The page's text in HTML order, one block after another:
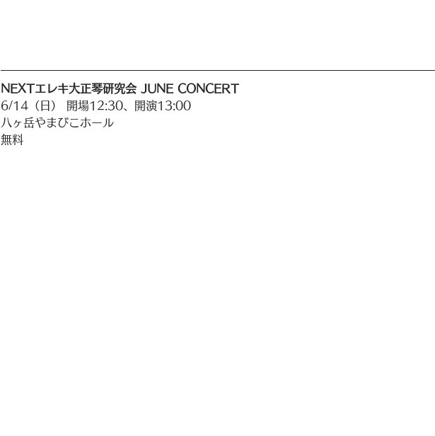
NEXTエレキ大正琴研究会 JUNE CONCERT
6/14（日） 開場12:30、開演13:00
八ヶ岳やまびこホール
無料